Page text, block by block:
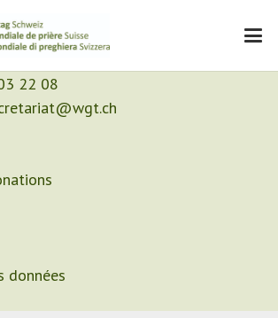
22 08
données